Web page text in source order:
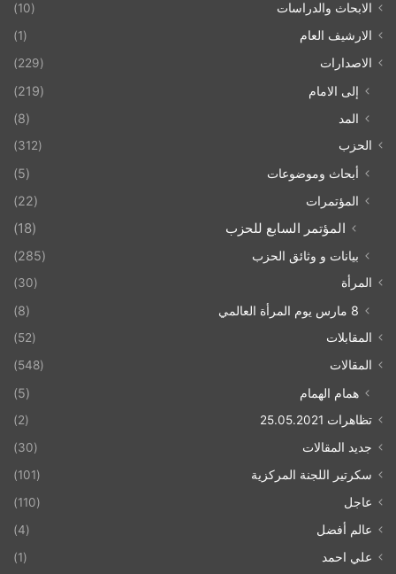
الابحاث والدراسات
(10)
الارشيف العام
(1)
الاصدارات
(229)
إلى الامام
(219)
المد
(8)
الحزب (312)
أبحاث وموضوعات
(5)
المؤتمرات
(22)
المؤتمر السابع للحزب (18)
بيانات و وثائق الحزب (285)
المرأة (30)
8 مارس يوم المرأة العالمي (8)
المقابلات
(52)
المقالات
(548)
همام الهمام (5)
تظاهرات 25.05.2021
(2)
جديد المقالات
(30)
سكرتير اللجنة المركزية
(101)
عاجل
(110)
عالم أفضل
(4)
علي احمد
(1)